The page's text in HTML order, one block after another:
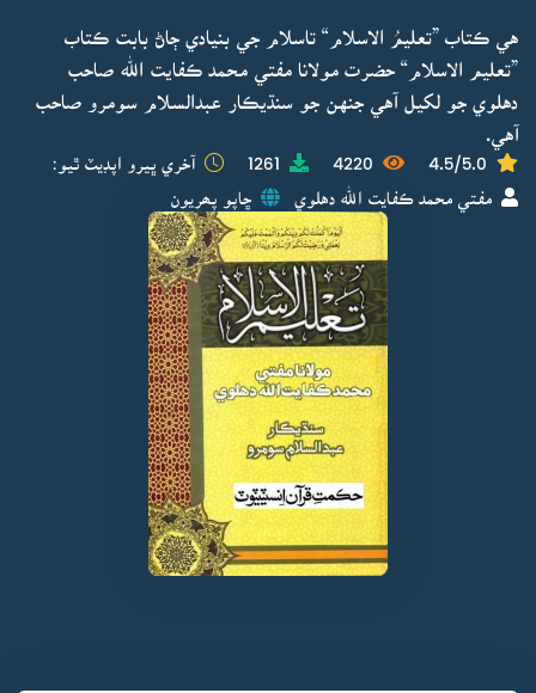
هي ڪتاب ”تعليمُ الاسلام“ تاسلام جي بنيادي ڄاڻ بابت ڪتاب
”تعليم الاسلام“ حضرت مولانا مفتي محمد ڪفايت الله صاحب
دهلوي جو لکيل آهي جنهن جو سنڌيڪار عبدالسلام سومرو صاحب
آهي.
4.5/5.0
4220
1261 آخري ڀيرو اپڊيٽ ٿيو:
مفتي محمد ڪفايت الله دهلوي ڇاپو پھريون